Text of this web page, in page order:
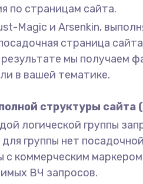
по страницам сайта.
Magic и Arsenkin,
страница
мы получаем
в вашей тематике.
структуры сайта
логической группы
группы нет
коммерческим
ВЧ запросов.